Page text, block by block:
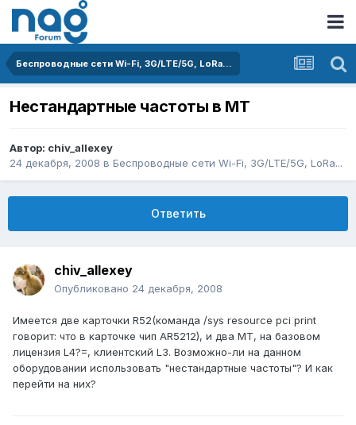
Беспроводные сети Wi-Fi, 3G/LTE/5G, LoRa...
Нестандартные частоты в МТ
Автор: chiv_allexey
24 декабря, 2008 в Беспроводные сети Wi-Fi, 3G/LTE/5G, LoRa...
Ответить
chiv_allexey
Опубликовано 24 декабря, 2008
Имеется две карточки R52(команда /sys resource pci print
говорит: что в карточке чип AR5212), и два МТ, на базовом
лицензия L4?=, клиентский L3. Возможно-ли на данном
оборудовании использовать "нестандартные частоты"? И как
перейти на них?